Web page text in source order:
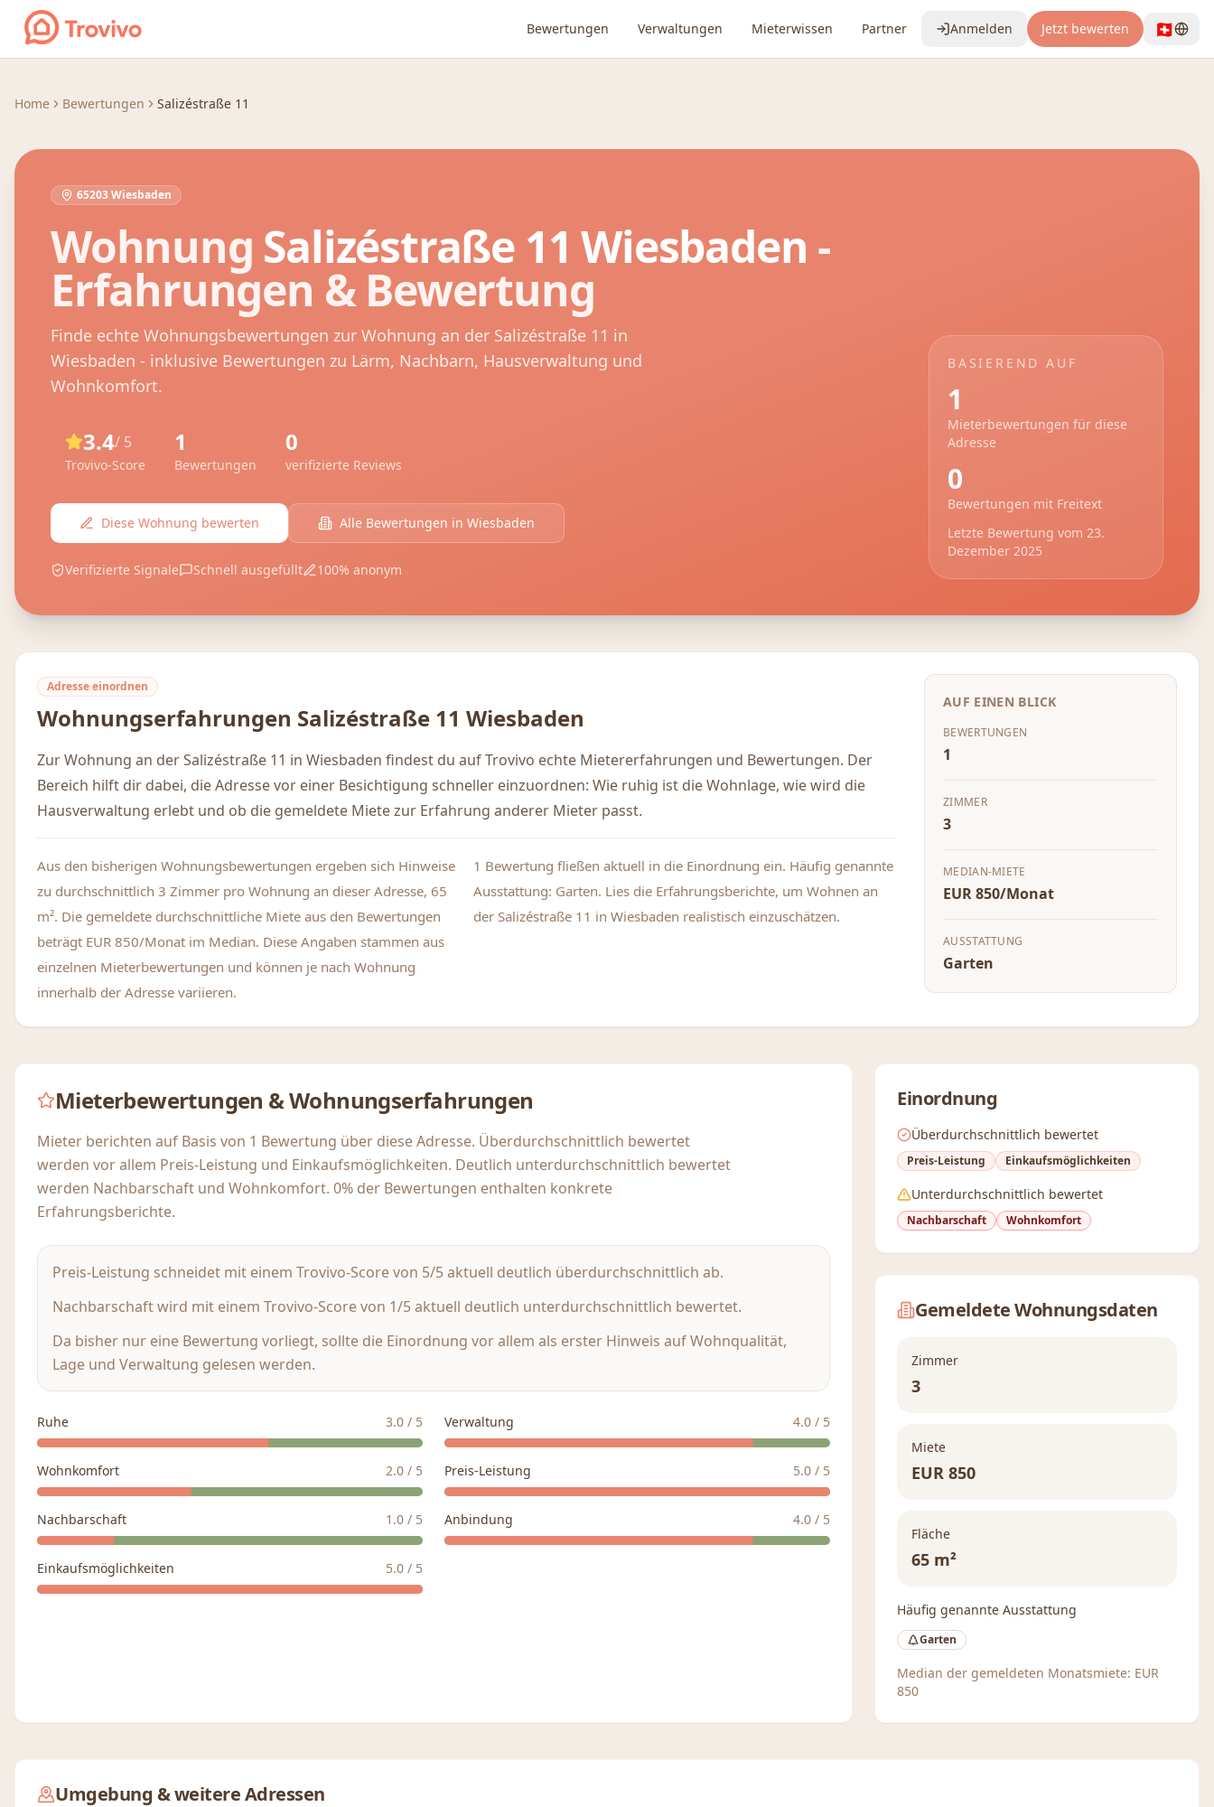
Zum Inhalt springen
Bewertungen Verwaltungen Mieterwissen Partner Anmelden Jetzt bewerten 🇨🇭
Home Bewertungen Salizéstraße 11
65203 Wiesbaden
Wohnung Salizéstraße 11 Wiesbaden -
Erfahrungen & Bewertung
Finde echte Wohnungsbewertungen zur Wohnung an der Salizéstraße 11 in
Wiesbaden - inklusive Bewertungen zu Lärm, Nachbarn, Hausverwaltung und
Wohnkomfort.
3.4/ 5
Trovivo-Score
1
Bewertungen
0
verifizierte Reviews
Diese Wohnung bewerten Alle Bewertungen in Wiesbaden
Verifizierte Signale Schnell ausgefüllt 100% anonym
BASIEREND AUF
1
Mieterbewertungen für diese
Adresse
0
Bewertungen mit Freitext
Letzte Bewertung vom 23.
Dezember 2025
Adresse einordnen
Wohnungserfahrungen Salizéstraße 11 Wiesbaden
Zur Wohnung an der Salizéstraße 11 in Wiesbaden findest du auf Trovivo echte Mietererfahrungen und Bewertungen. Der
Bereich hilft dir dabei, die Adresse vor einer Besichtigung schneller einzuordnen: Wie ruhig ist die Wohnlage, wie wird die
Hausverwaltung erlebt und ob die gemeldete Miete zur Erfahrung anderer Mieter passt.
Aus den bisherigen Wohnungsbewertungen ergeben sich Hinweise
zu durchschnittlich 3 Zimmer pro Wohnung an dieser Adresse, 65
m². Die gemeldete durchschnittliche Miete aus den Bewertungen
beträgt EUR 850/Monat im Median. Diese Angaben stammen aus
einzelnen Mieterbewertungen und können je nach Wohnung
innerhalb der Adresse variieren.
1 Bewertung fließen aktuell in die Einordnung ein. Häufig genannte
Ausstattung: Garten. Lies die Erfahrungsberichte, um Wohnen an
der Salizéstraße 11 in Wiesbaden realistisch einzuschätzen.
AUF EINEN BLICK
BEWERTUNGEN
1
ZIMMER
3
MEDIAN-MIETE
EUR 850/Monat
AUSSTATTUNG
Garten
Mieterbewertungen & Wohnungserfahrungen
Mieter berichten auf Basis von 1 Bewertung über diese Adresse. Überdurchschnittlich bewertet
werden vor allem Preis-Leistung und Einkaufsmöglichkeiten. Deutlich unterdurchschnittlich bewertet
werden Nachbarschaft und Wohnkomfort. 0% der Bewertungen enthalten konkrete
Erfahrungsberichte.
Preis-Leistung schneidet mit einem Trovivo-Score von 5/5 aktuell deutlich überdurchschnittlich ab.
Nachbarschaft wird mit einem Trovivo-Score von 1/5 aktuell deutlich unterdurchschnittlich bewertet.
Da bisher nur eine Bewertung vorliegt, sollte die Einordnung vor allem als erster Hinweis auf Wohnqualität,
Lage und Verwaltung gelesen werden.
Ruhe 3.0 / 5 Verwaltung 4.0 / 5
Wohnkomfort 2.0 / 5 Preis-Leistung 5.0 / 5
Nachbarschaft 1.0 / 5 Anbindung 4.0 / 5
Einkaufsmöglichkeiten 5.0 / 5
Einordnung
Überdurchschnittlich bewertet
Preis-Leistung Einkaufsmöglichkeiten
Unterdurchschnittlich bewertet
Nachbarschaft Wohnkomfort
Gemeldete Wohnungsdaten
Zimmer
3
Miete
EUR 850
Fläche
65 m²
Häufig genannte Ausstattung
Garten
Median der gemeldeten Monatsmiete: EUR
850
Umgebung & weitere Adressen